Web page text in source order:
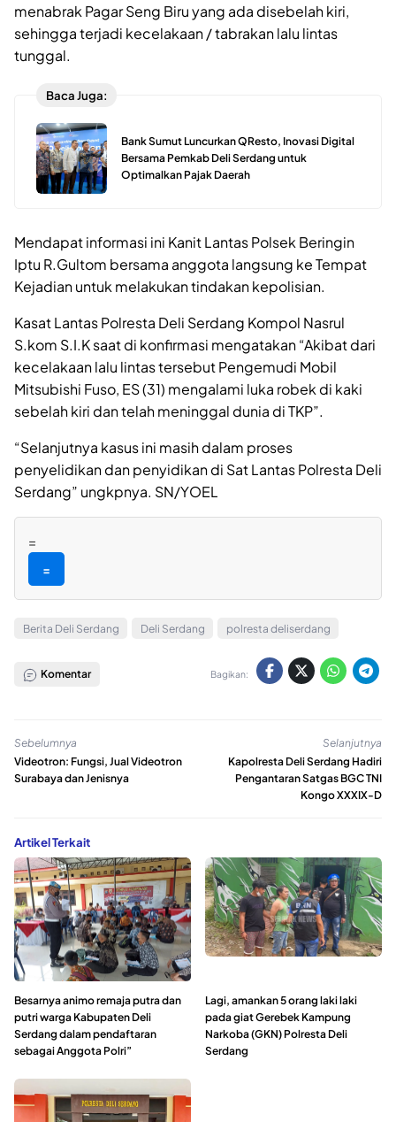
menabrak Pagar Seng Biru yang ada disebelah kiri,
sehingga terjadi kecelakaan / tabrakan lalu lintas
tunggal.
Baca Juga:
Bank Sumut Luncurkan QResto, Inovasi Digital
Bersama Pemkab Deli Serdang untuk
Optimalkan Pajak Daerah
Mendapat informasi ini Kanit Lantas Polsek Beringin
Iptu R.Gultom bersama anggota langsung ke Tempat
Kejadian untuk melakukan tindakan kepolisian.
Kasat Lantas Polresta Deli Serdang Kompol Nasrul
S.kom S.I.K saat di konfirmasi mengatakan “Akibat dari
kecelakaan lalu lintas tersebut Pengemudi Mobil
Mitsubishi Fuso, ES (31) mengalami luka robek di kaki
sebelah kiri dan telah meninggal dunia di TKP”.
“Selanjutnya kasus ini masih dalam proses
penyelidikan dan penyidikan di Sat Lantas Polresta Deli
Serdang” ungkpnya. SN/YOEL
=
=
Berita Deli Serdang Deli Serdang polresta deliserdang
Komentar Bagikan:
Sebelumnya
Videotron: Fungsi, Jual Videotron
Surabaya dan Jenisnya
Selanjutnya
Kapolresta Deli Serdang Hadiri
Pengantaran Satgas BGC TNI
Kongo XXXIX-D
Artikel Terkait
Besarnya animo remaja putra dan
putri warga Kabupaten Deli
Serdang dalam pendaftaran
sebagai Anggota Polri”
Lagi, amankan 5 orang laki laki
pada giat Gerebek Kampung
Narkoba (GKN) Polresta Deli
Serdang